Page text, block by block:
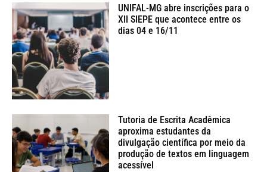
UNIFAL-MG abre inscrições para o
XII SIEPE que acontece entre os
dias 04 e 16/11
Tutoria de Escrita Acadêmica
aproxima estudantes da
divulgação científica por meio da
produção de textos em linguagem
acessível